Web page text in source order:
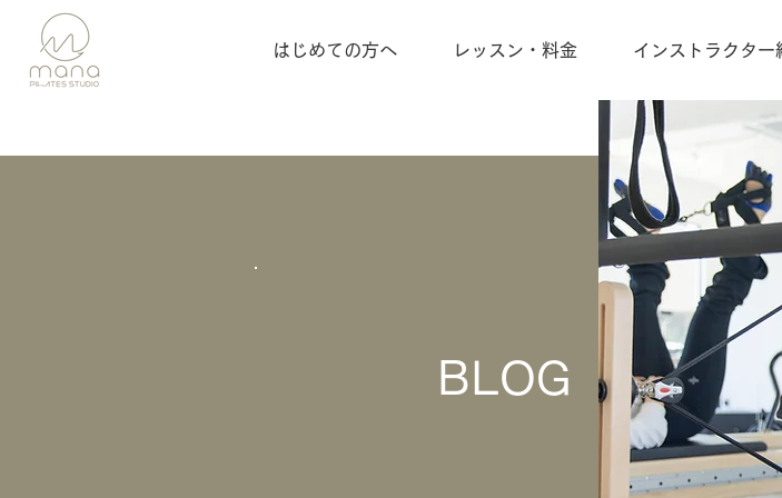
はじめての方へ レッスン・料金 インストラクター
BLOG